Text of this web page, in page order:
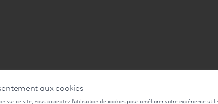
aux cookies
sur ce site, vous acceptez l'utilisation de cookies pour améliorer votre expérience